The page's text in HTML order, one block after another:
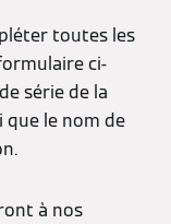
toutes les
ci-
série de la
que le nom de
à nos